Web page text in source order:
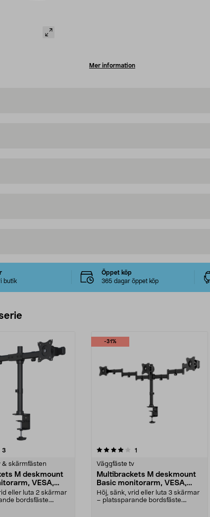
Mer information
butik
Öppet köp
365 dagar öppet köp
3
& skärmfästen
M deskmount
VESA,
eller luta 2 skärmar
bordsfäste.
-31%
5 stjärnor 1
Väggfäste tv
Multibrackets M deskmount
Basic monitorarm, VESA,
triple
Höj, sänk, vrid eller luta 3 skärmar
– platssparande bordsfäste.
5.0av 5 stjärnor